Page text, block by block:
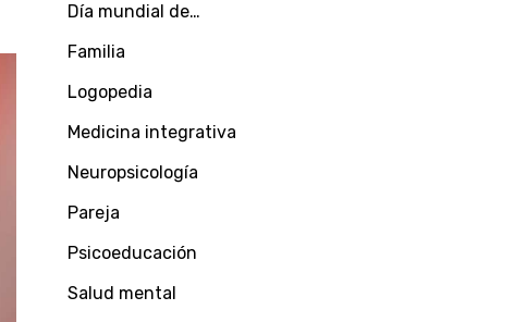
Día mundial de…
Familia
Logopedia
Medicina integrativa
Neuropsicología
Pareja
Psicoeducación
Salud mental